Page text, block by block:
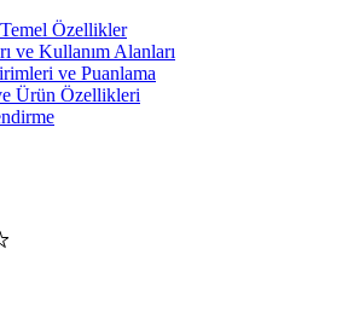
Temel Özellikler
ve Kullanım Alanları
ve Puanlama
Ürün Özellikleri